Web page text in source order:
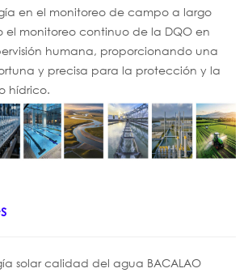
en el monitoreo de campo a largo
el monitoreo continuo de la DQO en
humana, proporcionando una
y precisa para la protección y la
hídrico.
solarcalidad del agua BACALAO